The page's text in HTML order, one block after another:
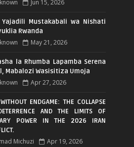
Jun 15, 2026
Yajadili Mustakabali wa Nishati
Rwanda
May 21, 2026
la Rhumba Lapamba Serena
Mabalozi Wasisitiza Umoja
Apr 27, 2026
ENDGAME: THE COLLAPSE
AND THE LIMITS OF
POWER IN THE 2026 IRAN
Michuzi Apr 19, 2026